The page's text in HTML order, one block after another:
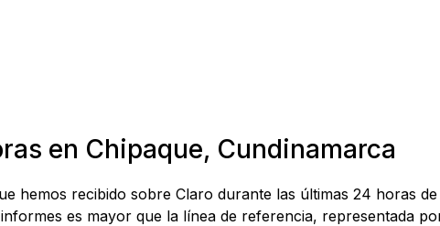
en Chipaque, Cundinamarca
hemos recibido sobre Claro durante las últimas 24 horas
es mayor que la línea de referencia, representada